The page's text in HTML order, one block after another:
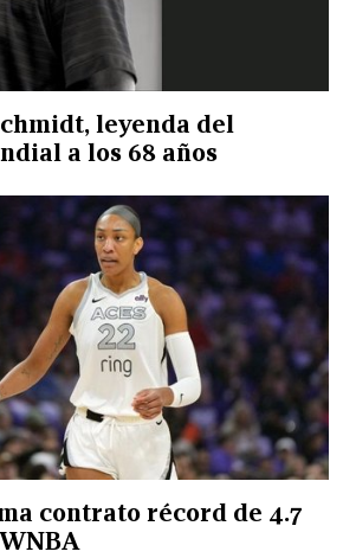
leyenda del
a los 68 años
contrato récord de 4.7